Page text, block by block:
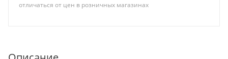
отличаться от цен в розничных магазинах